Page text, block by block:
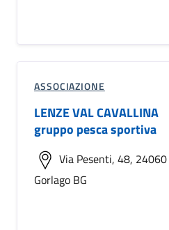
ASSOCIAZIONE
LENZE VAL CAVALLINA
gruppo pesca sportiva
Via Pesenti, 48, 24060
Gorlago BG